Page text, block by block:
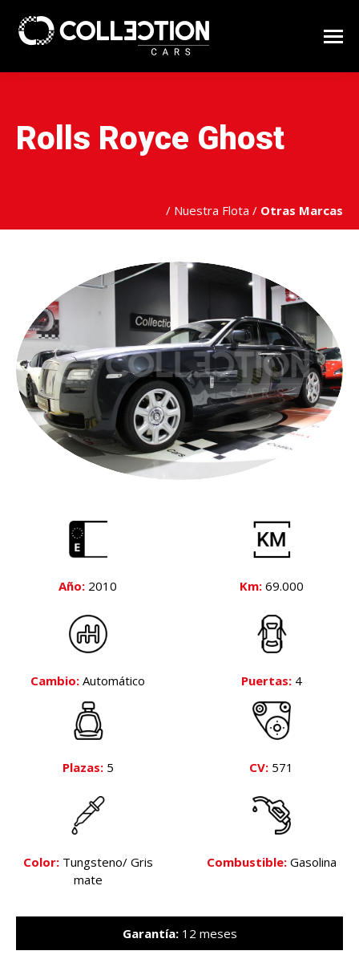
Rolls Royce Ghost
/ Nuestra Flota / Otras Marcas
Año: 2010 Km:69.000
Cambio: Automático Puertas:4
Plazas:5 CV: 571
Color:Tungsteno/ Gris
mate
Combustible:Gasolina
Garantía:12 meses